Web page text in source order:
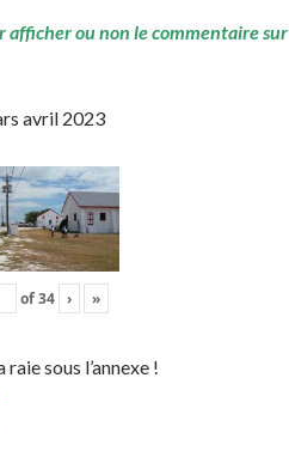
afficher ou non le commentaire sur
avril 2023
of34 › »
sous l’annexe !